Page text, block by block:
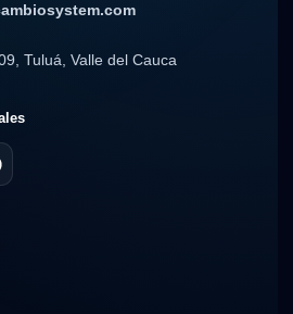
Tuluá, Valle del Cauca